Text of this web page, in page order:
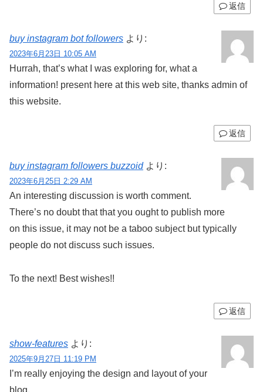
返信
buy instagram bot followers より:
2023年6月23日 10:05 AM
Hurrah, that’s what I was exploring for, what a
information! present here at this web site, thanks admin of
this website.
返信
buy instagram followers buzzoid より:
2023年6月25日 2:29 AM
An interesting discussion is worth comment.
There’s no doubt that that you ought to publish more
on this issue, it may not be a taboo subject but typically
people do not discuss such issues.
To the next! Best wishes!!
返信
show-features より:
2025年9月27日 11:19 PM
I’m really enjoying the design and layout of your
blog.